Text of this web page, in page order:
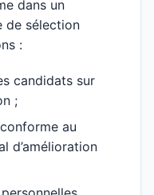
dans un
de sélection
:
candidats sur
;
au
d’amélioration